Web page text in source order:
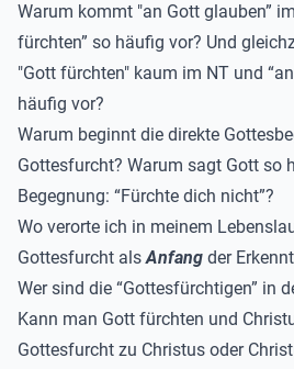
Warum kommt "an Gott glauben”
fürchten” so häufig vor? Und
"Gott fürchten" kaum im NT und
häufig vor?
Warum beginnt die direkte
Gottesfurcht? Warum sagt Gott so
Begegnung: “Fürchte dich nicht”?
Wo verorte ich in meinem
Gottesfurcht alsAnfang der
Wer sind die “Gottesfürchtigen” in
Kann man Gott fürchten und
Gottesfurcht zu Christus oder